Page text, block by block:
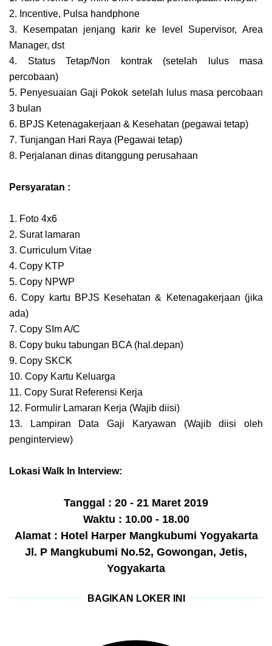
2. Incentive, Pulsa handphone
3. Kesempatan jenjang karir ke level Supervisor, Area
Manager, dst
4. Status Tetap/Non kontrak (setelah lulus masa
percobaan)
5. Penyesuaian Gaji Pokok setelah lulus masa percobaan
3 bulan
6. BPJS Ketenagakerjaan & Kesehatan (pegawai tetap)
7. Tunjangan Hari Raya (Pegawai tetap)
8. Perjalanan dinas ditanggung perusahaan
Persyaratan :
1. Foto 4x6
2. Surat lamaran
3. Curriculum Vitae
4. Copy KTP
5. Copy NPWP
6. Copy kartu BPJS Kesehatan & Ketenagakerjaan (jika
ada)
7. Copy SIm A/C
8. Copy buku tabungan BCA (hal.depan)
9. Copy SKCK
10. Copy Kartu Keluarga
11. Copy Surat Referensi Kerja
12. Formulir Lamaran Kerja (Wajib diisi)
13. Lampiran Data Gaji Karyawan (Wajib diisi oleh
penginterview)
Lokasi Walk In Interview:
Tanggal : 20 - 21 Maret 2019
Waktu : 10.00 - 18.00
Alamat : Hotel Harper Mangkubumi Yogyakarta
Jl. P Mangkubumi No.52, Gowongan, Jetis,
Yogyakarta
BAGIKAN LOKER INI